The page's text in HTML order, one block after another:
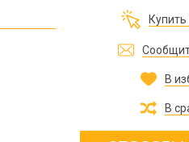
Все для изготовления
Все для аромасаше и
Тара для косметики оптом
Базовые масла жидкие и
Купить
В
В